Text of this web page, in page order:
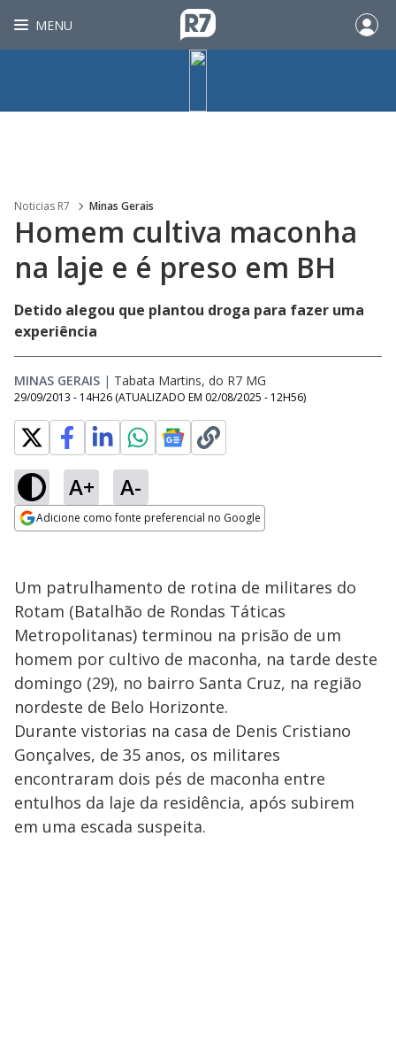
MENU
Noticias R7 Minas Gerais
Homem cultiva maconha
na laje e é preso em BH
Detido alegou que plantou droga para fazer uma
experiência
MINAS GERAIS | Tabata Martins, do R7 MG
29/09/2013 - 14H26 (ATUALIZADO EM 02/08/2025 - 12H56)
A+ A-
Adicione como fonte preferencial no Google
Um patrulhamento de rotina de militares do
Rotam (Batalhão de Rondas Táticas
Metropolitanas) terminou na prisão de um
homem por cultivo de maconha, na tarde deste
domingo (29), no bairro Santa Cruz, na região
nordeste de Belo Horizonte.
Durante vistorias na casa de Denis Cristiano
Gonçalves, de 35 anos, os militares
encontraram dois pés de maconha entre
entulhos da laje da residência, após subirem
em uma escada suspeita.